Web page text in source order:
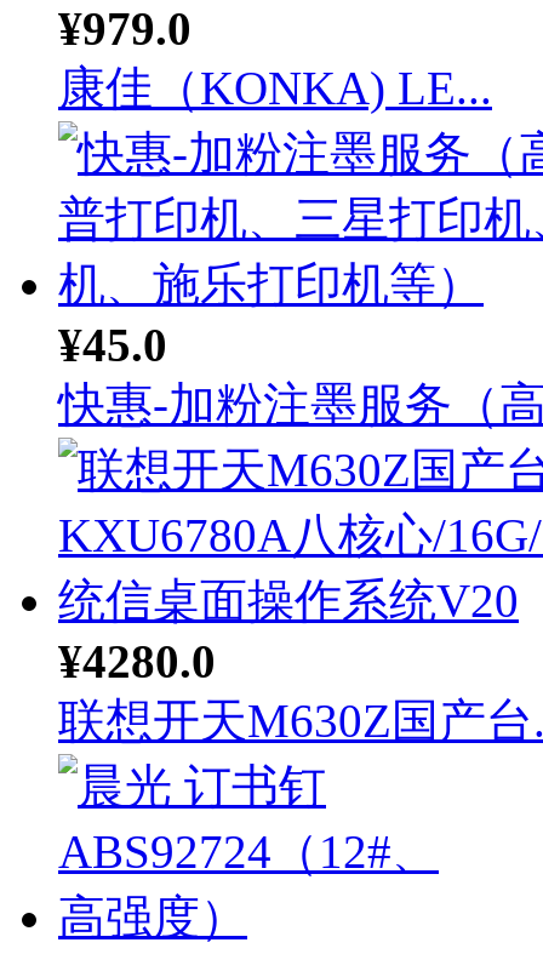
¥979.0
康佳（KONKA) LE...
¥45.0
快惠-加粉注墨服务（
¥4280.0
联想开天M630Z国产台